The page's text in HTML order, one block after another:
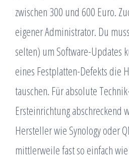
zwischen 300 und 600 Euro.
eigener Administrator. Du
selten) um Software-Updates
eines Festplatten-Defekts die
tauschen. Für absolute
Ersteinrichtung abschreckend
Hersteller wie Synology oder
mittlerweile fast so einfach